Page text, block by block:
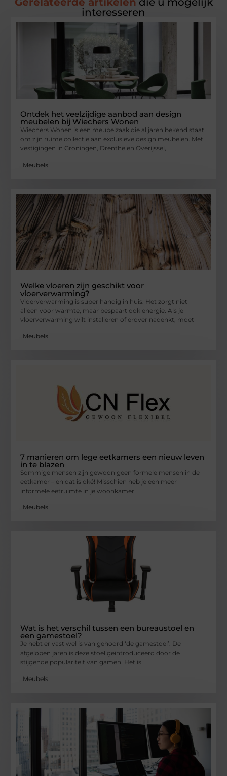
interesseren
Ontdek het veelzijdige aanbod aan design
meubelen bij Wiechers Wonen
Wiechers Wonen is een meubelzaak die al jaren bekend staat
om zijn ruime collectie aan exclusieve design meubelen. Met
vestigingen in Groningen, Drenthe en Overijssel,
Meubels
Welke vloeren zijn geschikt voor
vloerverwarming?
Vloerverwarming is super handig in huis. Het zorgt niet
alleen voor warmte, maar bespaart ook energie. Als je
vloerverwarming wilt installeren of erover nadenkt, moet
Meubels
7 manieren om lege eetkamers een nieuw leven
in te blazen
Sommige mensen zijn gewoon geen formele mensen in de
eetkamer – en dat is oké! Misschien heb je een meer
informele eetruimte in je woonkamer
Meubels
Wat is het verschil tussen een bureaustoel en
een gamestoel?
Je hebt er vast wel is van gehoord ‘de gamestoel’. De
afgelopen jaren is deze stoel geïntroduceerd door de
stijgende populariteit van gamen. Het is
Meubels